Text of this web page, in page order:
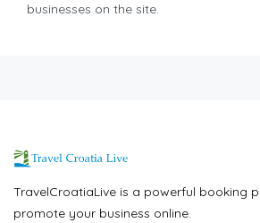
businesses on the site.
TravelCroatiaLive is a powerful booking
promote your business online.